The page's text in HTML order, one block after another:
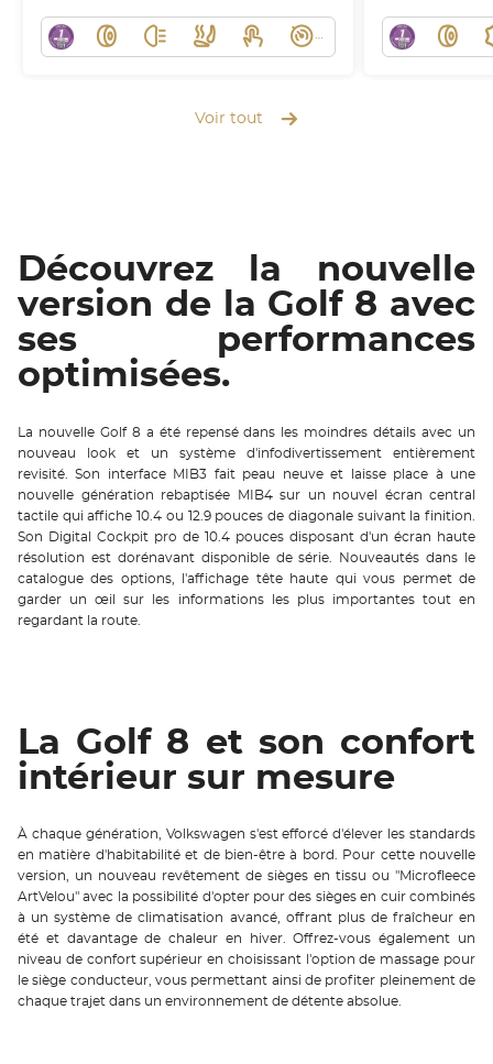
Voir tout
Découvrez la nouvelle
version de la Golf 8 avec
ses performances
optimisées.
La nouvelle Golf 8 a été repensé dans les moindres détails avec un
nouveau look et un système d'infodivertissement entièrement
revisité. Son interface MIB3 fait peau neuve et laisse place à une
nouvelle génération rebaptisée MIB4 sur un nouvel écran central
tactile qui affiche 10.4 ou 12.9 pouces de diagonale suivant la finition.
Son Digital Cockpit pro de 10.4 pouces disposant d'un écran haute
résolution est dorénavant disponible de série. Nouveautés dans le
catalogue des options, l'affichage tête haute qui vous permet de
garder un œil sur les informations les plus importantes tout en
regardant la route.
La Golf 8 et son confort
intérieur sur mesure
À chaque génération, Volkswagen s'est efforcé d'élever les standards
en matière d'habitabilité et de bien-être à bord. Pour cette nouvelle
version, un nouveau revêtement de sièges en tissu ou "Microfleece
ArtVelou" avec la possibilité d'opter pour des sièges en cuir combinés
à un système de climatisation avancé, offrant plus de fraîcheur en
été et davantage de chaleur en hiver. Offrez-vous également un
niveau de confort supérieur en choisissant l'option de massage pour
le siège conducteur, vous permettant ainsi de profiter pleinement de
chaque trajet dans un environnement de détente absolue.